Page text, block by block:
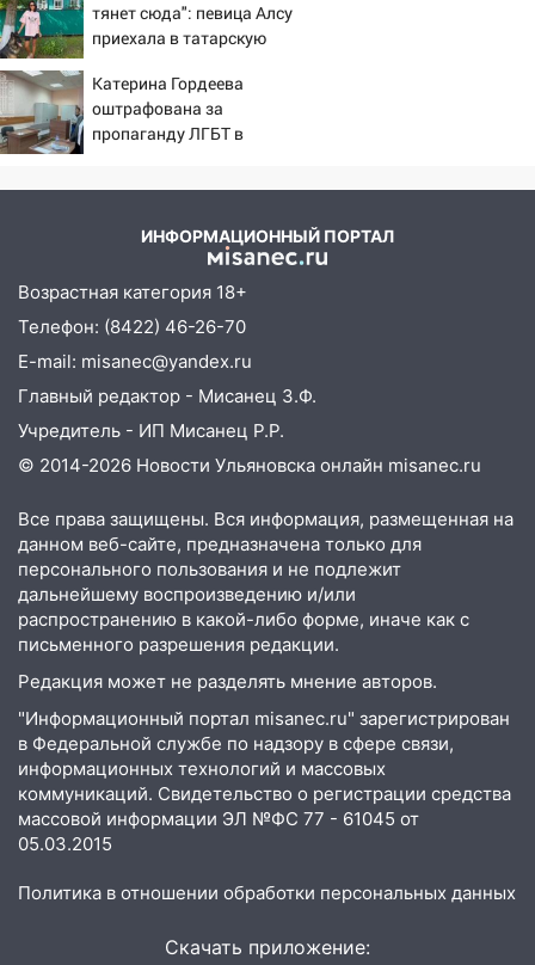
тянет сюда": певица Алсу
приехала в татарскую
детство 07/08/2026 –
Новости
Катерина Гордеева
оштрафована за
пропаганду ЛГБТ в
ИНФОРМАЦИОННЫЙ ПОРТАЛ
Возрастная категория 18+
Телефон: (8422) 46-26-70
E-mail: misanec@yandex.ru
Главный редактор - Мисанец З.Ф.
Учредитель - ИП Мисанец Р.Р.
© 2014-2026 Новости Ульяновска онлайн misanec.ru
Все права защищены. Вся информация, размещенная на
данном веб-сайте, предназначена только для
персонального пользования и не подлежит
дальнейшему воспроизведению и/или
распространению в какой-либо форме, иначе как с
письменного разрешения редакции.
Редакция может не разделять мнение авторов.
"Информационный портал misanec.ru" зарегистрирован
в Федеральной службе по надзору в сфере связи,
информационных технологий и массовых
коммуникаций. Свидетельство о регистрации средства
массовой информации ЭЛ №ФС 77 - 61045 от
05.03.2015
Политика в отношении обработки персональных данных
Скачать приложение: